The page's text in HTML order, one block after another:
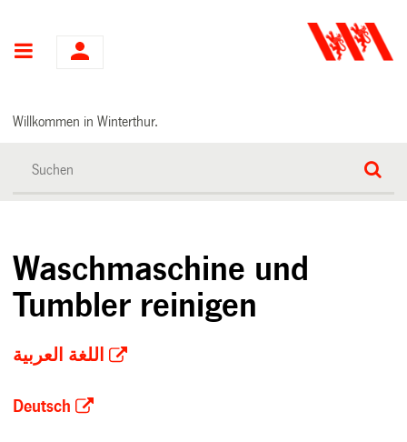
Hauptnavigation
Willkommen in Winterthur.
Waschmaschine und
Tumbler reinigen
اللغة العربية
Deutsch